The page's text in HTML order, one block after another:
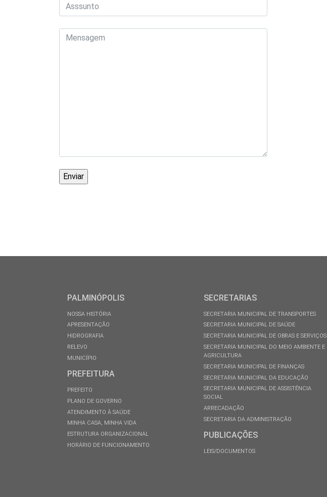
PALMINÓPOLIS
NOSSA HISTÓRIA
APRESENTAÇÃO
HIDROGRAFIA
RELEVO
MUNICÍPIO
PREFEITURA
PREFEITO
PLANO DE GOVERNO
ATENDIMENTO À SAÚDE
MINHA CASA, MINHA VIDA
ESTRUTURA ORGANIZACIONAL
HORÁRIO DE FUNCIONAMENTO
SECRETARIAS
SECRETARIA MUNICIPAL DE TRANSPORTES
SECRETARIA MUNICIPAL DE SAÚDE
SECRETARIA MUNICIPAL DE OBRAS E SERVIÇOS
SECRETARIA MUNICIPAL DO MEIO AMBIENTE E
AGRICULTURA
SECRETARIA MUNICIPAL DE FINANÇAS
SECRETARIA MUNICIPAL DA EDUCAÇÃO
SECRETARIA MUNICIPAL DE ASSISTÊNCIA
SOCIAL
ARRECADAÇÃO
SECRETARIA DA ADMINISTRAÇÃO
PUBLICAÇÕES
LEIS/DOCUMENTOS